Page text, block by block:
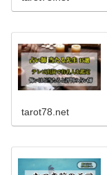
tarot78.net